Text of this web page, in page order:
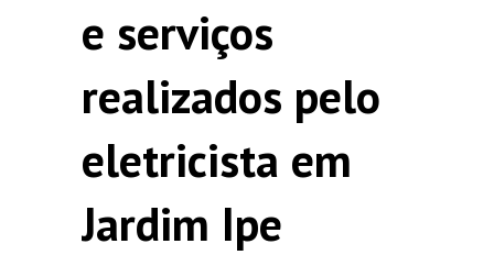
e serviços
realizados pelo
eletricista em
Jardim Ipe